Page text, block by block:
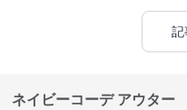
ネイビーコーデ アウター